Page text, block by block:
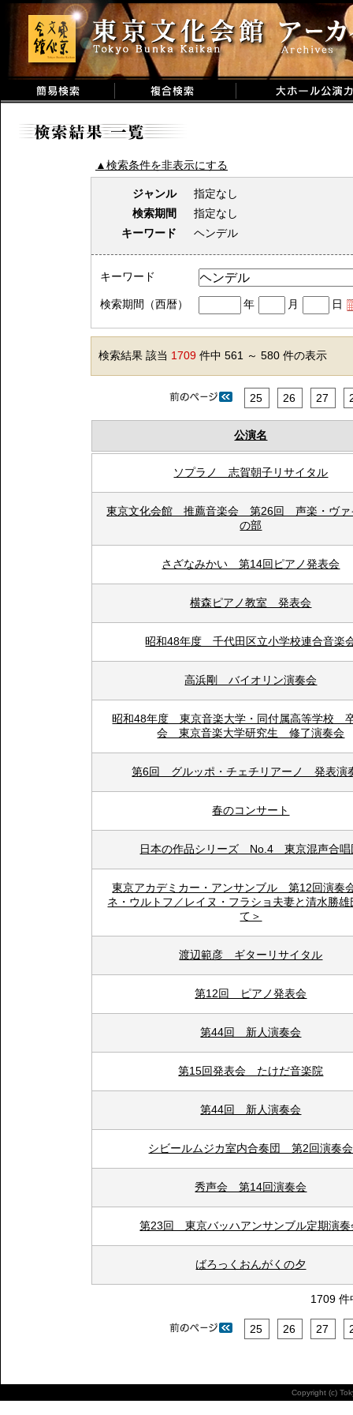
▲検索条件を非表示にする
ジャンル
指定なし
検索期間
指定なし
キーワード
ヘンデル
キーワード
検索期間（西暦） 年 月 日
検索結果 該当 1709 件中 561 ～ 580 件の表示
25 26 27
公演名
ソプラノ 志賀朝子リサイタル
東京文化会館 推薦音楽会 第26回 声楽・ヴァ
の部
さざなみかい 第14回ピアノ発表会
横森ピアノ教室 発表会
昭和48年度 千代田区立小学校連合音楽
高浜剛 バイオリン演奏会
昭和48年度 東京音楽大学・同付属高等学校
会 東京音楽大学研究生 修了演奏会
第6回 グルッポ・チェチリアーノ 発表演
春のコンサート
日本の作品シリーズ No.4 東京混声合唱
東京アカデミカー・アンサンブル 第12回演
ネ・ウルトフ／レイヌ・フラショ夫妻と清水勝
て＞
渡辺範彦 ギターリサイタル
第12回 ピアノ発表会
第44回 新人演奏会
第15回発表会 たけだ音楽院
第44回 新人演奏会
シビールムジカ室内合奏団 第2回演奏会
秀声会 第14回演奏会
第23回 東京バッハアンサンブル定期演奏
ばろっくおんがくの夕
1709
25 26 27
Copyright (c)